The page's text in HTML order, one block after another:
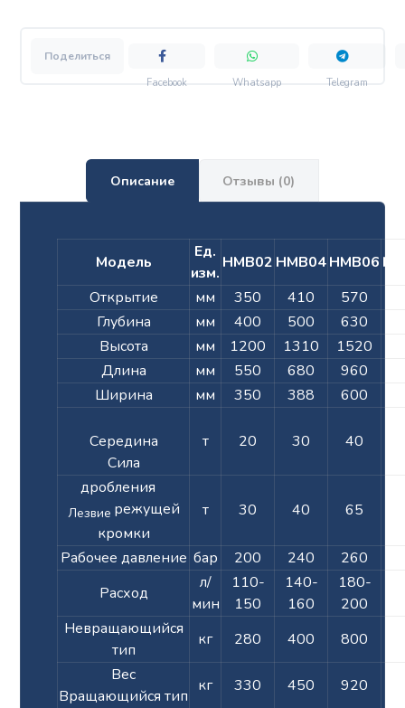
Facebook Whatsapp Telegram
Описание Отзывы (0)
Модель
Ед.
изм.
HMB02 HMB04HMB06
Открытие
мм 350 410 570
Глубина
мм 400 500 630
Высота
мм 1200 1310 1520
Длина
мм 550 680 960
Ширина
мм 350 388 600
Середина
Сила
т 20 30 40
дробления
Лезвие режущей
кромки
т 30 40 65
Рабочее давление бар 200 240 260
Расход
л/
мин
110-
150
140-
160
180-
200
Невращающийся
тип
кг 280 400 800
Вес
Вращающийся тип
кг 330 450 920